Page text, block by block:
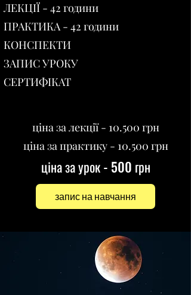
ЛЕКЦІЇ - 42 години
ПРАКТИКА - 42 години
КОНСПЕКТИ
ЗАПИС УРОКУ
СЕРТИФІКАТ
ціна за лекції - 10.500 грн
ціна за практику - 10.500 грн
ціна за урок - 500 грн
запис на навчання